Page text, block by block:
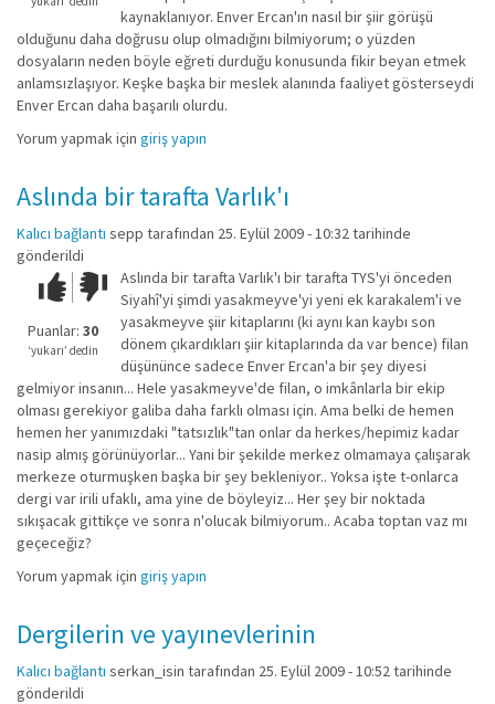
kaynaklanıyor. Enver Ercan'ın nasıl bir şiir görüşü
olduğunu daha doğrusu olup olmadığını bilmiyorum; o yüzden
dosyaların neden böyle eğreti durduğu konusunda fikir beyan etmek
anlamsızlaşıyor. Keşke başka bir meslek alanında faaliyet gösterseydi
Enver Ercan daha başarılı olurdu.
Yorum yapmak için giriş yapın
Aslında bir tarafta Varlık'ı
Kalıcı bağlantı sepp tarafından 25. Eylül 2009 - 10:32 tarihinde
gönderildi
Çok iyi!O
kadar
iyi
değil!
Puanlar: 30
‘yukarı’ dedin
Aslında bir tarafta Varlık'ı bir tarafta TYS'yi önceden
Siyahî'yi şimdi yasakmeyve'yi yeni ek karakalem'i ve
yasakmeyve şiir kitaplarını (ki aynı kan kaybı son
dönem çıkardıkları şiir kitaplarında da var bence) filan
düşününce sadece Enver Ercan'a bir şey diyesi
gelmiyor insanın... Hele yasakmeyve'de filan, o imkânlarla bir ekip
olması gerekiyor galiba daha farklı olması için. Ama belki de hemen
hemen her yanımızdaki "tatsızlık"tan onlar da herkes/hepimiz kadar
nasip almış görünüyorlar... Yani bir şekilde merkez olmamaya çalışarak
merkeze oturmuşken başka bir şey bekleniyor.. Yoksa işte t-onlarca
dergi var irili ufaklı, ama yine de böyleyiz... Her şey bir noktada
sıkışacak gittikçe ve sonra n'olucak bilmiyorum.. Acaba toptan vaz mı
geçeceğiz?
Yorum yapmak için giriş yapın
Dergilerin ve yayınevlerinin
Kalıcı bağlantı serkan_isin tarafından 25. Eylül 2009 - 10:52 tarihinde
gönderildi